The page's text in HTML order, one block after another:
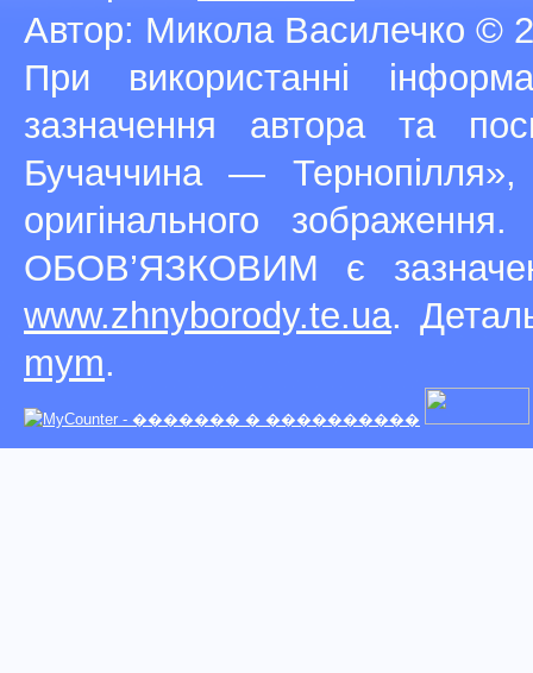
Автор: Микола Василечко ©
При використанні
зазначення автора та
Бучаччина —
оригінального
ОБОВ’ЯЗКОВИМ є
www.zhnyborody.te.ua.
mym.